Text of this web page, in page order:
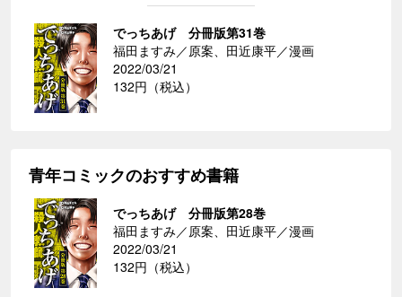
でっちあげ 分冊版第31巻
福田ますみ／原案、田近康平／漫画
2022/03/21
132円（税込）
青年コミックのおすすめ書籍
でっちあげ 分冊版第28巻
福田ますみ／原案、田近康平／漫画
2022/03/21
132円（税込）